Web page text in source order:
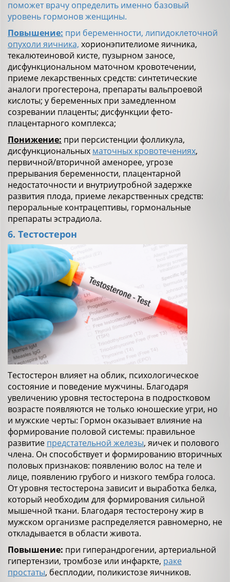
поможет врачу определить именно базовый
уровень гормонов женщины.
Повышение: при беременности, липидоклеточной
опухоли яичника, хорионэпителиоме яичника,
текалютеиновой кисте, пузырном заносе,
дисфункциональном маточном кровотечении,
приеме лекарственных средств: синтетические
аналоги прогестерона, препараты вальпроевой
кислоты; у беременных при замедленном
созревании плаценты; дисфункции фето-
плацентарного комплекса;
Понижение: при персистенции фолликула,
дисфункциональных маточных кровотечениях,
первичной/вторичной аменорее, угрозе
прерывания беременности, плацентарной
недостаточности и внутриутробной задержке
развития плода, приеме лекарственных средств:
пероральные контрацептивы, гормональные
препараты эстрадиола.
6. Тестостерон
Тестостерон влияет на облик, психологическое
состояние и поведение мужчины. Благодаря
увеличению уровня тестостерона в подростковом
возрасте появляются не только юношеские угри, но
и мужские черты: Гормон оказывает влияние на
формирование половой системы: правильное
развитие предстательной железы, яичек и полового
члена. Он способствует и формированию вторичных
половых признаков: появлению волос на теле и
лице, появлению грубого и низкого тембра голоса.
От уровня тестостерона зависит и выработка белка,
который необходим для формирования сильной
мышечной ткани. Благодаря тестостерону жир в
мужском организме распределяется равномерно, не
откладывается в области живота.
Повышение: при гиперандрогении, артериальной
гипертензии, тромбозе или инфаркте, раке
простаты, бесплодии, поликистозе яичников.